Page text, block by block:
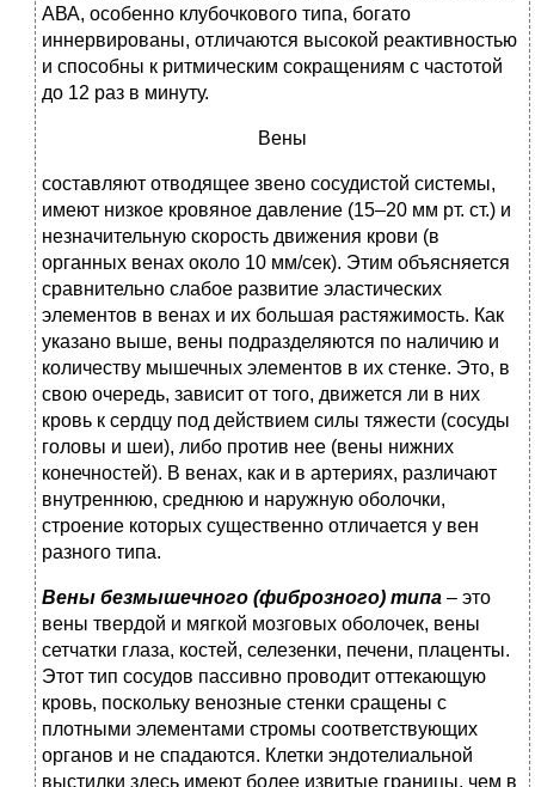
АВА, особенно клубочкового типа, богато
иннервированы, отличаются высокой реактивностью
и способны к ритмическим сокращениям с частотой
до 12 раз в минуту.
Вены
составляют отводящее звено сосудистой системы,
имеют низкое кровяное давление (15–20 мм рт. ст.) и
незначительную скорость движения крови (в
органных венах около 10 мм/сек). Этим объясняется
сравнительно слабое развитие эластических
элементов в венах и их большая растяжимость. Как
указано выше, вены подразделяются по наличию и
количеству мышечных элементов в их стенке. Это, в
свою очередь, зависит от того, движется ли в них
кровь к сердцу под действием силы тяжести (сосуды
головы и шеи), либо против нее (вены нижних
конечностей). В венах, как и в артериях, различают
внутреннюю, среднюю и наружную оболочки,
строение которых существенно отличается у вен
разного типа.
Вены безмышечного (фиброзного) типа – это
вены твердой и мягкой мозговых оболочек, вены
сетчатки глаза, костей, селезенки, печени, плаценты.
Этот тип сосудов пассивно проводит оттекающую
кровь, поскольку венозные стенки сращены с
плотными элементами стромы соответствующих
органов и не спадаются. Клетки эндотелиальной
выстилки здесь имеют более извитые границы, чем в